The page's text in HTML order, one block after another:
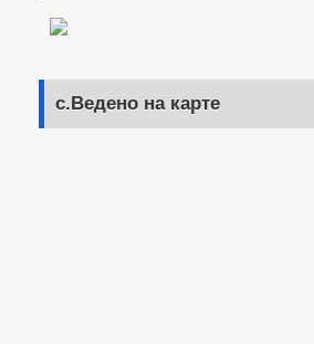
с.Ведено на карте